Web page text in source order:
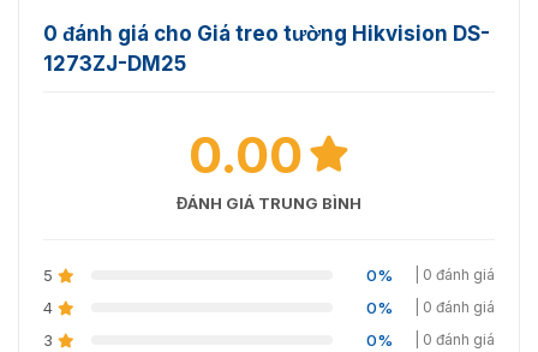
không cần phải lo về chất lượng cũng như hoàn toàn
yên tâm về giá cả.
Với đội ngũ nhân viên CSKH chuyên nghiệp, chúng tôi
sẽ tư vấn và bạn có thể sở hữu thiết bị với mức giá hấp
0 đánh giá cho Giá treo tường Hikvision DS-
1273ZJ-DM25
0.00
ĐÁNH GIÁ TRUNG BÌNH
5 0% | 0 đánh giá
4 0% | 0 đánh giá
3 0% | 0 đánh giá